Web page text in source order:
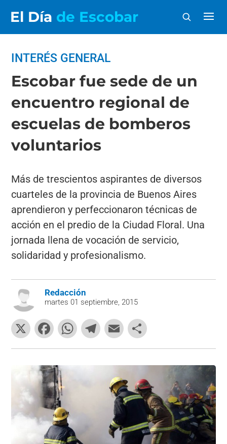
El Día de Escobar
INTERÉS GENERAL
Escobar fue sede de un
encuentro regional de
escuelas de bomberos
voluntarios
Más de trescientos aspirantes de diversos
cuarteles de la provincia de Buenos Aires
aprendieron y perfeccionaron técnicas de
acción en el predio de la Ciudad Floral. Una
jornada llena de vocación de servicio,
solidaridad y profesionalismo.
Redacción
martes 01 septiembre, 2015
X
F
a
c
e
b
o
o
W
h
s
p
p
T
el
e
gr
a
m
E
m
ai
l
o
m
p
ar
tir